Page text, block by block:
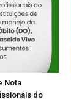
Nota
do